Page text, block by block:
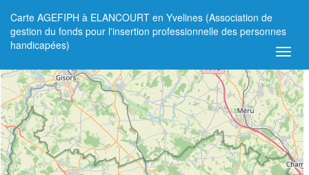
Carte AGEFIPH à ELANCOURT en Yvelines (Association de
gestion du fonds pour l'insertion professionnelle des personnes
handicapées)
+
−